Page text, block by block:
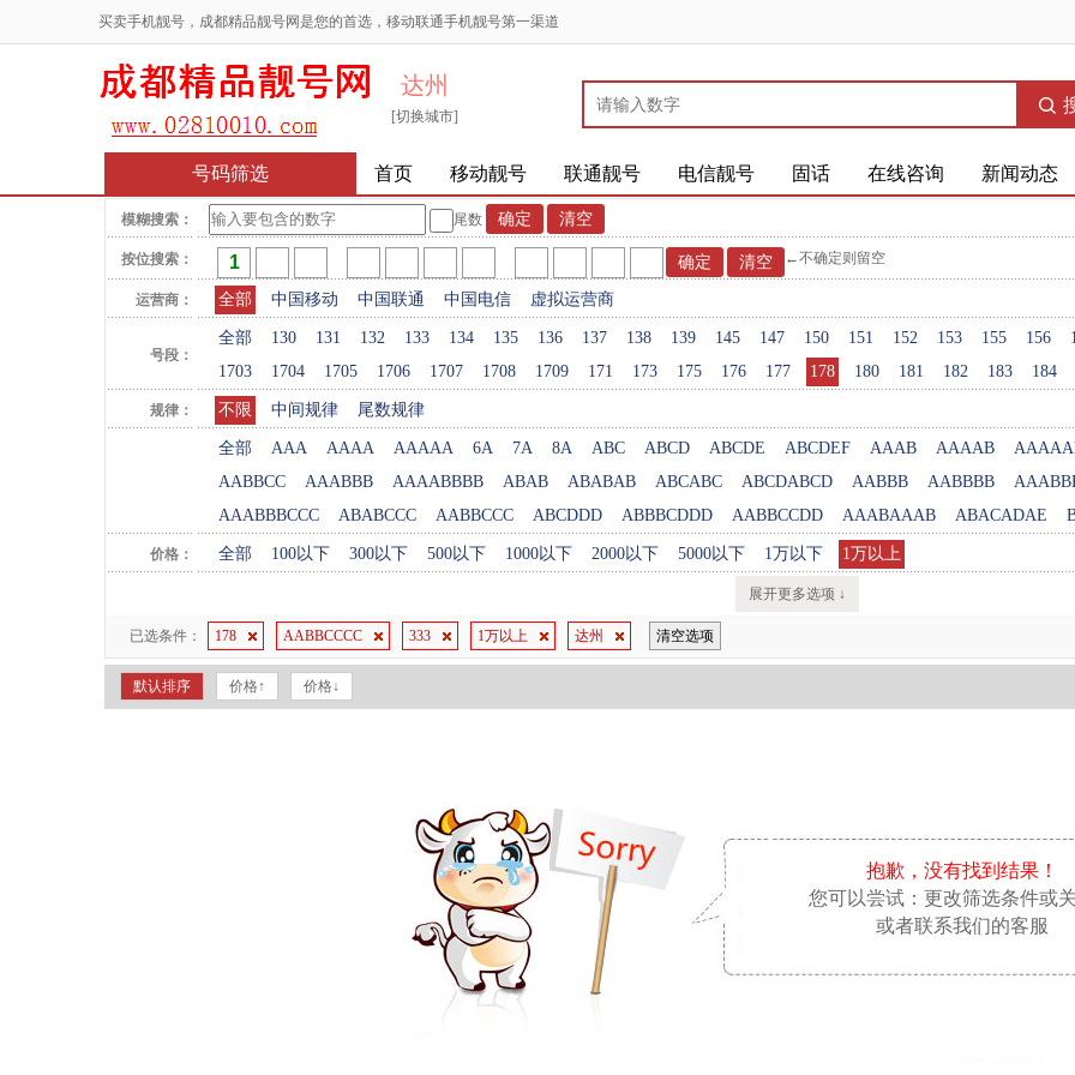
买卖手机靓号，成都精品靓号网是您的首选，移动联通手机靓号第一渠道
达州
[切换城市]
号码筛选 首页 移动靓号 联通靓号 电信靓号 固话 在线咨询 新闻动态
模糊搜索： 尾数
按位搜索： ←不确定则留空
运营商： 全部 中国移动 中国联通 中国电信 虚拟运营商
号段：
全部 130 131 132 133 134 135 136 137 138 139 145 147 150 151 152 153 155 156
1703
1704 1705 1706 1707 1708 1709 171 173 175 176 177 178 180 181 182 183 184
规律： 不限 中间规律 尾数规律
全部 AAA AAAA AAAAA 6A 7A 8A ABC ABCD ABCDE ABCDEF AAAB AAAAB
AABBCC
AAABBB AAAABBBB ABAB ABABAB ABCABC ABCDABCD AABBB AABBBB
AAABBBCCC
ABABCCC AABBCCC ABCDDD ABBBCDDD AABBCCDD AAABAAAB ABACADAE
价格： 全部 100以下 300以下 500以下 1000以下 2000以下 5000以下 1万以下 1万以上
展开更多选项 ↓
已选条件： 178 AABBCCCC 333 1万以上 达州 清空选项
默认排序 价格↑ 价格↓
抱歉，没有找到结果！
您可以尝试：更改筛选条件或
或者联系我们的客服